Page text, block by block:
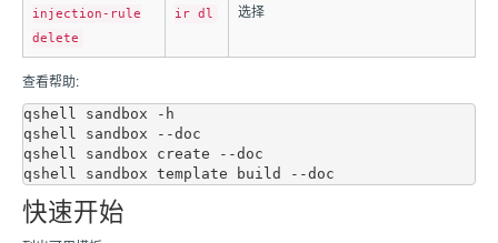
injection-rule
delete
ir dl
选择
查看帮助:
qshell sandbox -h
qshell sandbox --doc
qshell sandbox create --doc
快速开始